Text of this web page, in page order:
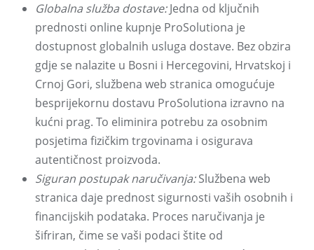
Globalna služba dostave:Jedna od ključnih
prednosti online kupnje ProSolutiona je
dostupnost globalnih usluga dostave. Bez obzira
gdje se nalazite u Bosni i Hercegovini, Hrvatskoj i
Crnoj Gori, službena web stranica omogućuje
besprijekornu dostavu ProSolutiona izravno na
kućni prag. To eliminira potrebu za osobnim
posjetima fizičkim trgovinama i osigurava
autentičnost proizvoda.
Siguran postupak naručivanja:Službena web
stranica daje prednost sigurnosti vaših osobnih i
financijskih podataka. Proces naručivanja je
šifriran, čime se vaši podaci štite od